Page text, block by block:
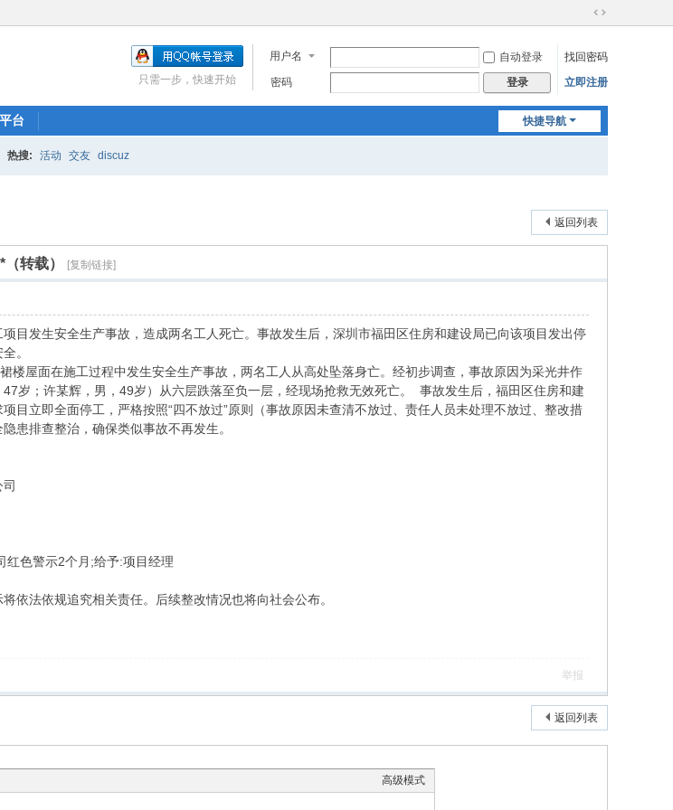
切
到
宽
用户名 自动登录
找回密码
密码
登录 立即注册
只需一步，快速开始
快捷导航
台
热搜: 活动 交友 discuz
返回列表
转载） [复制链接]
发生安全生产事故，造成两名工人死亡。事故发生后，深圳市福田区住房和建设局已向该项目发出停
全。
屋面在施工过程中发生安全生产事故，两名工人从高处坠落身亡。经初步调查，事故原因为采光井作
岁；许某辉，男，49岁）从六层跌落至负一层，经现场抢救无效死亡。 事故发生后，福田区住房和建
目立即全面停工，严格按照“四不放过”原则（事故原因未查清不放过、责任人员未处理不放过、整改措
患排查整治，确保类似事故不再发生。
色警示2个月;给予:项目经理
法依规追究相关责任。后续整改情况也将向社会公布。
举报
返回列表
高级模式